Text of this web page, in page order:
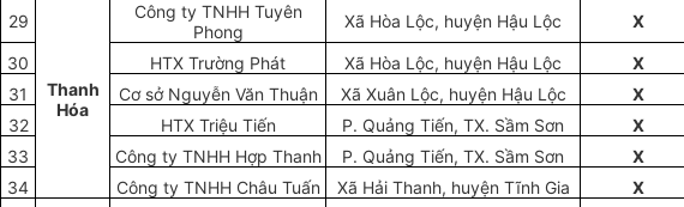
29
Thanh
Hóa
Công ty TNHH Tuyên
Phong
Xã Hòa Lộc, huyện Hậu Lộc X
30 HTX Trường Phát Xã Hòa Lộc, huyện Hậu Lộc
X
31
Cơ sở Nguyễn Văn Thuận Xã Xuân Lộc, huyện Hậu Lộc
X
32
HTX Triệu Tiến P. Quảng Tiến, TX. Sầm Sơn
X
33
Công ty TNHH Hợp Thanh P. Quảng Tiến, TX. Sầm Sơn
X
34
Công ty TNHH Châu Tuấn Xã Hải Thanh, huyện Tĩnh Gia
X